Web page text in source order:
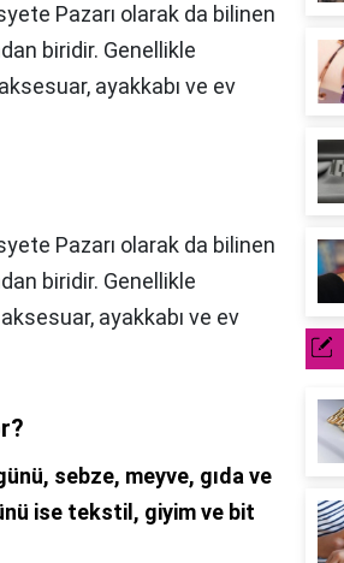
Pazarı olarak da bilinen
biridir. Genellikle
ayakkabı ve ev
Pazarı olarak da bilinen
biridir. Genellikle
ayakkabı ve ev
sebze, meyve, gıda ve
ise tekstil, giyim ve bit